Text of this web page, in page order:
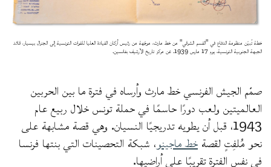
خطة تُبيّن منظومة الدفاع في "القسم الشرقي" من خط مارث، موجّهة من رئيس أركان القيادة العليا للقوات التونسية إلى الجنرال بيسيار، قائد
الجبهة الجنوبية التونسية، يوم 17 مارس 1939. عن مركز تاريخ الأرشيف بفانسين.
صمّم الجيش الفرنسي خط مارث وأرساه في فترة ما بين الحربين
العالميتين ولعب دورًا حاسمًا في حملة تونس خلال ربيع عام
1943، قبل أن يطويه تدريجيًا النسيان. وهي قصة مشابهة على
نحو مُلفِتٍ لقصة خط ماجينو ، شبكة التحصينات التي بنتها فرنسا
في نفس الفترة تقريبًا على أراضيها.